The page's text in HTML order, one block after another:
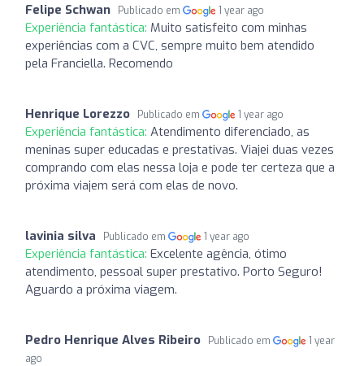
Felipe Schwan Publicado em 1 year ago
Experiência fantástica: Muito satisfeito com minhas
experiências com a CVC, sempre muito bem atendido
pela Franciella. Recomendo
Henrique Lorezzo Publicado em 1 year ago
Experiência fantástica: Atendimento diferenciado, as
meninas super educadas e prestativas. Viajei duas vezes
comprando com elas nessa loja e pode ter certeza que a
próxima viajem será com elas de novo.
lavinia silva Publicado em 1 year ago
Experiência fantástica: Excelente agência, ótimo
atendimento, pessoal super prestativo. Porto Seguro!
Aguardo a próxima viagem.
Pedro Henrique Alves Ribeiro Publicado em
1 year
ago